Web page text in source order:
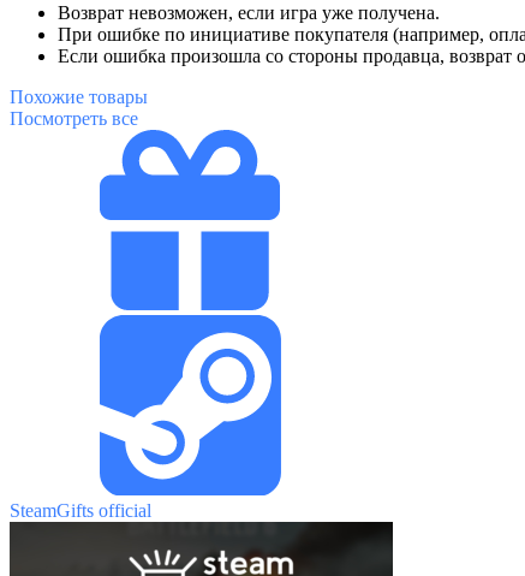
Возврат невозможен, если игра уже получена.
При ошибке по инициативе покупателя (например,
Если ошибка произошла со стороны продавца, возврат
Похожие товары
Посмотреть все
SteamGifts official